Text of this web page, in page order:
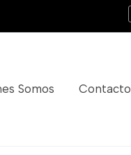
Somos Contacto
Adesivi Bicicleta